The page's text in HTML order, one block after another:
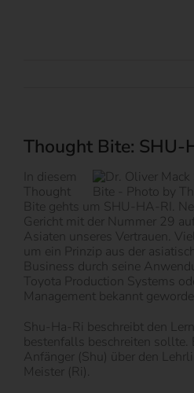
Thought Bite: SHU-
In diesem
Thought
Bite gehts um SHU-HA-RI.
Gericht mit der Nummer 29
Asiaten unseres Vertrauen.
um ein Prinzip aus der
Business durch seine
Toyota Production Systems
Management bekannt
Shu-Ha-Ri beschreibt den
bestenfalls beschreiten sollte.
Anfänger (Shu) über den
Meister (Ri).